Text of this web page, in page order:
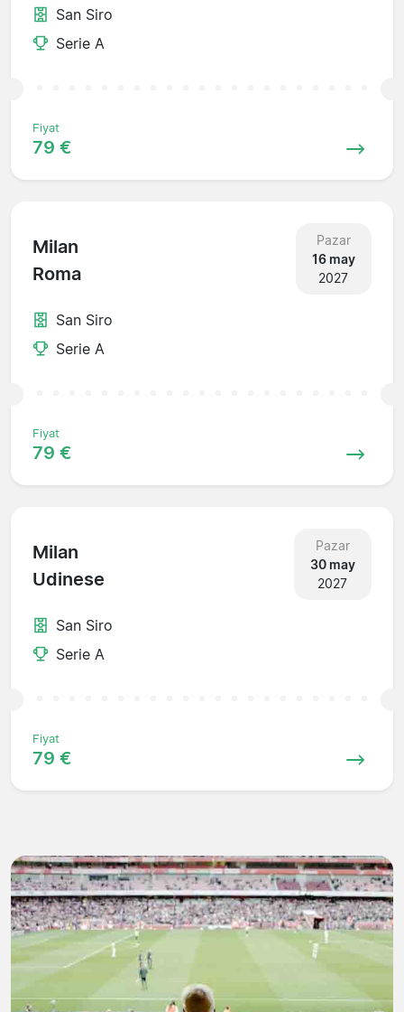
San Siro
Serie A
Fiyat
79 €
Milan
Roma
Pazar
16 may
2027
San Siro
Serie A
Fiyat
79 €
Milan
Udinese
Pazar
30 may
2027
San Siro
Serie A
Fiyat
79 €